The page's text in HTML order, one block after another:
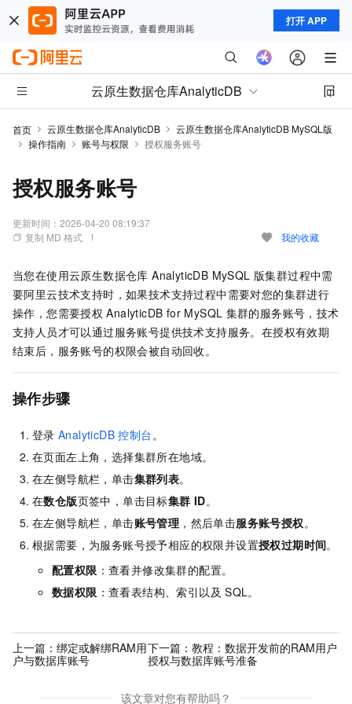
打开 APP
云原生数据仓库AnalyticDB
首页 云原生数据仓库AnalyticDB
云原生数据仓库AnalyticDB MySQL版
操作指南
账号与权限 授权服务账号
授权服务账号
更新时间： 2026-04-20 08:19:37
复制 MD 格式
我的收藏
当您在使用云原生数据仓库 AnalyticDB MySQL 版集群过程中需
要阿里云技术支持时，如果技术支持过程中需要对您的集群进行
操作，您需要授权 AnalyticDB for MySQL 集群的服务账号，技术
支持人员才可以通过服务账号提供技术支持服务。在授权有效期
结束后，服务账号的权限会被自动回收。
操作步骤
登录 AnalyticDB 控制台。
在页面左上角，选择集群所在地域。
在左侧导航栏，单击集群列表。
在数仓版页签中，单击目标集群 ID。
在左侧导航栏，单击账号管理 ，然后单击服务账号授权。
根据需要，为服务账号授予相应的权限并设置授权过期时间。
配置权限 ：查看并修改集群的配置。
数据权限 ：查看表结构、索引以及 SQL。
上一篇： 绑定或解绑RAM用
户与数据库账号
下一篇：教程：数据开发前的RAM用户
授权与数据库账号准备
该文章对您有帮助吗？